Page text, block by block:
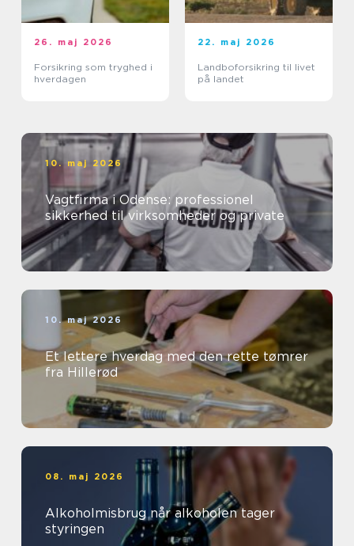
26. maj 2026
Forsikring som tryghed i
hverdagen
22. maj 2026
Landboforsikring til livet
på landet
10. maj 2026
Vagtfirma i Odense: professionel
sikkerhed til virksomheder og private
10. maj 2026
Et lettere hverdag med den rette tømrer
fra Hillerød
08. maj 2026
Alkoholmisbrug når alkoholen tager
styringen